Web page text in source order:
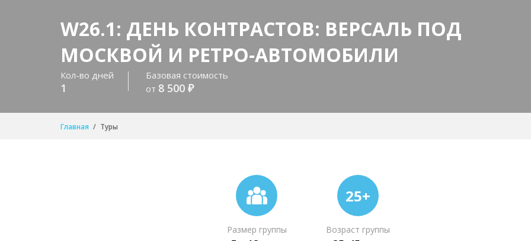
W26.1: ДЕНЬ КОНТРАСТОВ: ВЕРСАЛЬ ПОД
МОСКВОЙ И РЕТРО-АВТОМОБИЛИ
Кол-во дней
1
Базовая стоимость
от 8 500 ₽
Главная Туры
Размер группы
25+
Возраст группы